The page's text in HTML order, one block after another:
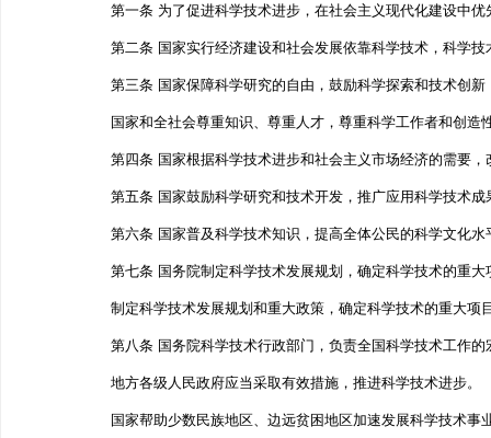
第一条 为了促进科学技术进步，在社会主义现代化建设
第二条 国家实行经济建设和社会发展依靠科学技术，科
第三条 国家保障科学研究的自由，鼓励科学探索和技术
国家和全社会尊重知识、尊重人才，尊重科学工作者和
第四条 国家根据科学技术进步和社会主义市场经济的需
第五条 国家鼓励科学研究和技术开发，推广应用科学技
第六条 国家普及科学技术知识，提高全体公民的科学
第七条 国务院制定科学技术发展规划，确定科学技术的
制定科学技术发展规划和重大政策，确定科学技术的重大
第八条 国务院科学技术行政部门，负责全国科学技术工
地方各级人民政府应当采取有效措施，推进科学技术进
国家帮助少数民族地区、边远贫困地区加速发展科学技